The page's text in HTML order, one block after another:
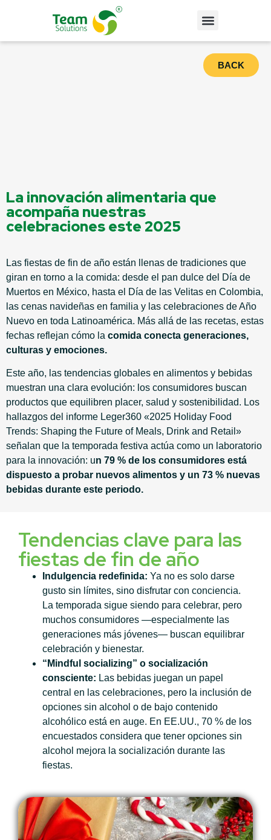
BACK
La innovación alimentaria que
acompaña nuestras
celebraciones este 2025
Las fiestas de fin de año están llenas de tradiciones que
giran en torno a la comida: desde el pan dulce del Día de
Muertos en México, hasta el Día de las Velitas en Colombia,
las cenas navideñas en familia y las celebraciones de Año
Nuevo en toda Latinoamérica. Más allá de las recetas, estas
fechas reflejan cómo la comida conecta generaciones,
culturas y emociones.
Este año, las tendencias globales en alimentos y bebidas
muestran una clara evolución: los consumidores buscan
productos que equilibren placer, salud y sostenibilidad. Los
hallazgos del informe Leger360 «2025 Holiday Food
Trends: Shaping the Future of Meals, Drink and Retail»
señalan que la temporada festiva actúa como un laboratorio
para la innovación: un 79 % de los consumidores está
dispuesto a probar nuevos alimentos y un 73 % nuevas
bebidas durante este periodo.
Tendencias clave para las
fiestas de fin de año
Indulgencia redefinida: Ya no es solo darse
gusto sin límites, sino disfrutar con conciencia.
La temporada sigue siendo para celebrar, pero
muchos consumidores —especialmente las
generaciones más jóvenes— buscan equilibrar
celebración y bienestar.
“Mindful socializing” o socialización
consciente: Las bebidas juegan un papel
central en las celebraciones, pero la inclusión de
opciones sin alcohol o de bajo contenido
alcohólico está en auge. En EE.UU., 70 % de los
encuestados considera que tener opciones sin
alcohol mejora la socialización durante las
fiestas.